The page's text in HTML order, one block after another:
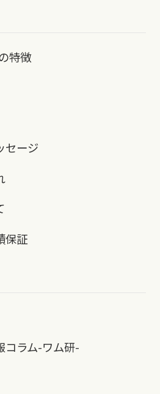
特徴
セージ
保証
コラム-ワム研-